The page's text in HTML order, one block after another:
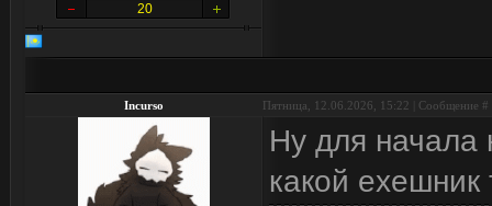
20
Incurso Пятница, 12.06.2026, 15:22 | Сообщение #
Ну для начала
какой